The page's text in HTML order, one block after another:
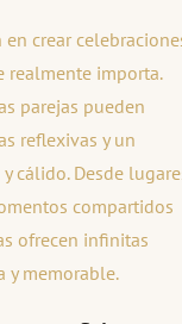
crear
realmente importa.
parejas pueden
reflexivas y un
cálido. Desde
compartidos
ofrecen infinitas
y memorable.